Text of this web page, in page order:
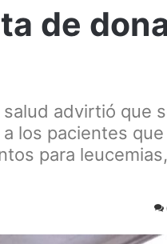
de
advirtió que
los pacientes
para